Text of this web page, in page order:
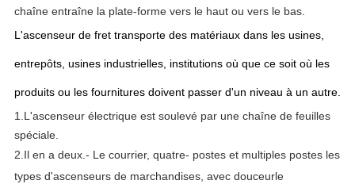
chaîne entraîne la plate-forme vers le haut ou vers le bas.
L'ascenseur de fret transporte des matériaux dans les usines,
entrepôts, usines industrielles, institutions où que ce soit où les
produits ou les fournitures doivent passer d'un niveau à un autre.
1.L'ascenseur électrique est soulevé par une chaîne de feuilles
spéciale.
2.Il en a deux.- Le courrier, quatre- postes et multiples postes les
types d'ascenseurs de marchandises, avec douceurle